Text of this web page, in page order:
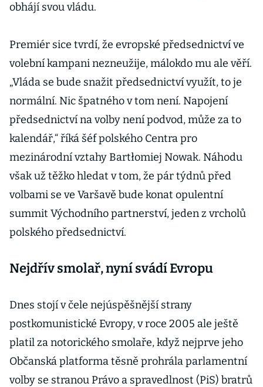
obhájí svou vládu.
Premiér sice tvrdí, že evropské předsednictví ve
volební kampani nezneužije, málokdo mu ale věří.
„Vláda se bude snažit předsednictví využít, to je
normální. Nic špatného v tom není. Napojení
předsednictví na volby není podvod, může za to
kalendář,“ říká šéf polského Centra pro
mezinárodní vztahy Bartłomiej Nowak. Náhodu
však už těžko hledat v tom, že pár týdnů před
volbami se ve Varšavě bude konat opulentní
summit Východního partnerství, jeden z vrcholů
polského předsednictví.
Nejdřív smolař, nyní svádí Evropu
Dnes stojí v čele nejúspěšnější strany
postkomunistické Evropy, v roce 2005 ale ještě
platil za notorického smolaře, když nejprve jeho
Občanská platforma těsně prohrála parlamentní
volby se stranou Právo a spravedlnost (PiS) bratrů